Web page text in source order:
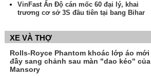
VinFast Ấn Độ cán mốc 60 đại lý, khai
trương cơ sở 3S đầu tiên tại bang Bihar
XE VÀ THỢ
Rolls-Royce Phantom khoác lớp áo mới
đầy sang chảnh sau màn "dao kéo" của
Mansory